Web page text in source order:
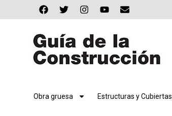
Obra gruesa Estructuras y Cubiertas